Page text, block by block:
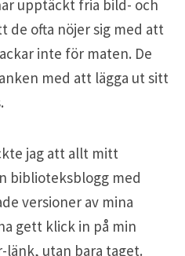
upptäckt fria bild- och
de ofta nöjer sig med att
inte för maten. De
med att lägga ut sitt
jag att allt mitt
biblioteksblogg med
versioner av mina
gett klick in på min
länk, utan bara taget.